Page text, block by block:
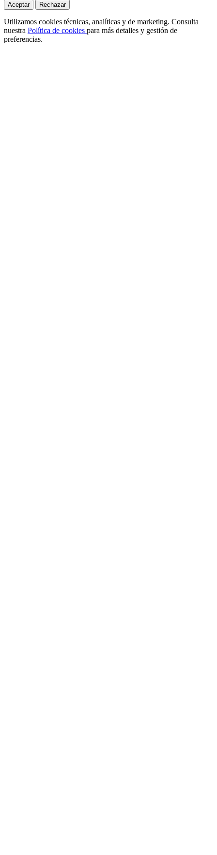
Aceptar
Rechazar
Utilizamos cookies técnicas, analíticas y de marketing. Consulta
nuestra Política de cookies para más detalles y gestión de
preferencias.